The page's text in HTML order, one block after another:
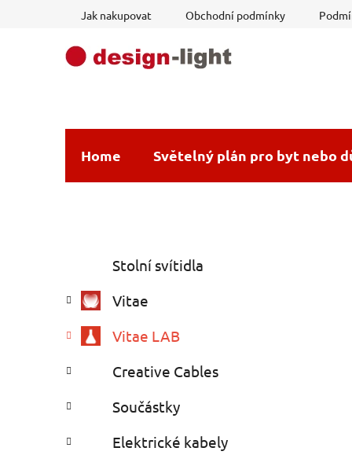
Jak nakupovat Obchodní podmínky
Home Světelný plán pro byt nebo
s
r
n
n
p
kategorie
e
o
i
Stolní svítidla
Vitae
Vitae LAB
Creative Cables
Součástky
Elektrické kabely